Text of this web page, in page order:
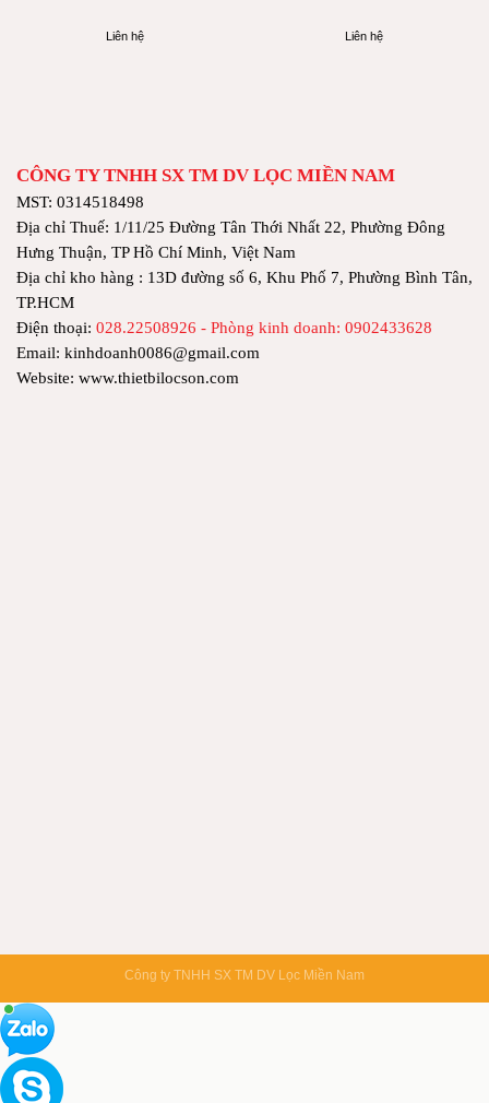
Liên hệ Liên hệ
CÔNG TY TNHH SX TM DV LỌC MIỀN NAM
MST: 0314518498
Địa chỉ Thuế: 1/11/25 Đường Tân Thới Nhất 22, Phường Đông
Hưng Thuận, TP Hồ Chí Minh, Việt Nam
Địa chỉ kho hàng : 13D đường số 6, Khu Phố 7, Phường Bình Tân,
TP.HCM
Điện thoại: 028.22508926 - Phòng kinh doanh: 0902433628
Email: kinhdoanh0086@gmail.com
Website: www.thietbilocson.com
Công ty TNHH SX TM DV Lọc Miền Nam